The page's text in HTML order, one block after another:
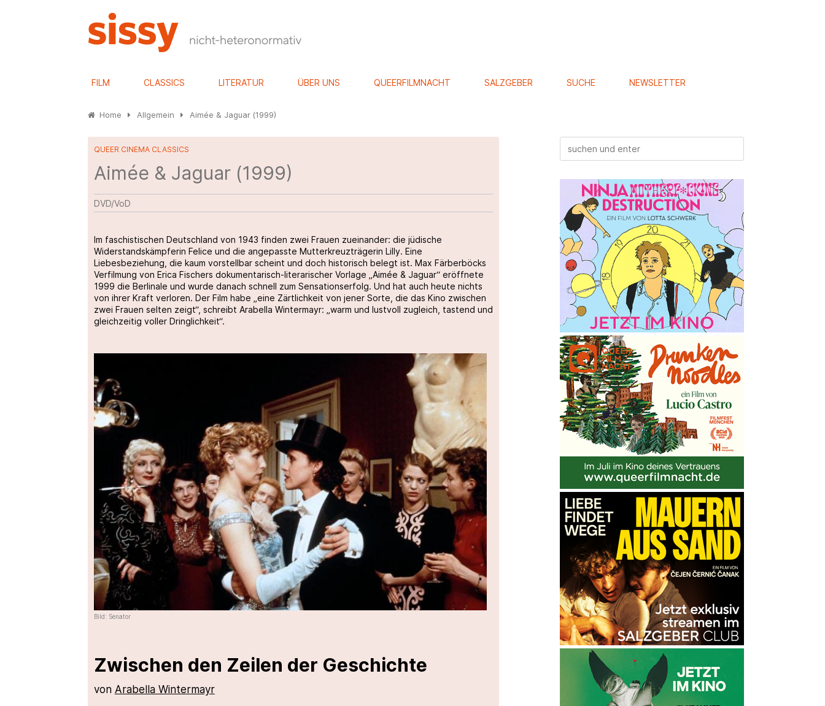
FILM CLASSICS LITERATUR ÜBER UNS QUEERFILMNACHT SALZGEBER SUCHE NEWSLETTER
Home Allgemein Aimée & Jaguar (1999)
QUEER CINEMA CLASSICS
Aimée & Jaguar (1999)
DVD/VoD
Im faschistischen Deutschland von 1943 finden zwei Frauen zueinander: die jüdische
Widerstandskämpferin Felice und die angepasste Mutterkreuzträgerin Lilly. Eine
Liebesbeziehung, die kaum vorstellbar scheint und doch historisch belegt ist. Max Färberböcks
Verfilmung von Erica Fischers dokumentarisch-literarischer Vorlage „Aimée & Jaguar“ eröffnete
1999 die Berlinale und wurde danach schnell zum Sensationserfolg. Und hat auch heute nichts
von ihrer Kraft verloren. Der Film habe „eine Zärtlichkeit von jener Sorte, die das Kino zwischen
zwei Frauen selten zeigt“, schreibt Arabella Wintermayr: „warm und lustvoll zugleich, tastend und
gleichzeitig voller Dringlichkeit“.
Bild: Senator
Zwischen den Zeilen der Geschichte
von Arabella Wintermayr